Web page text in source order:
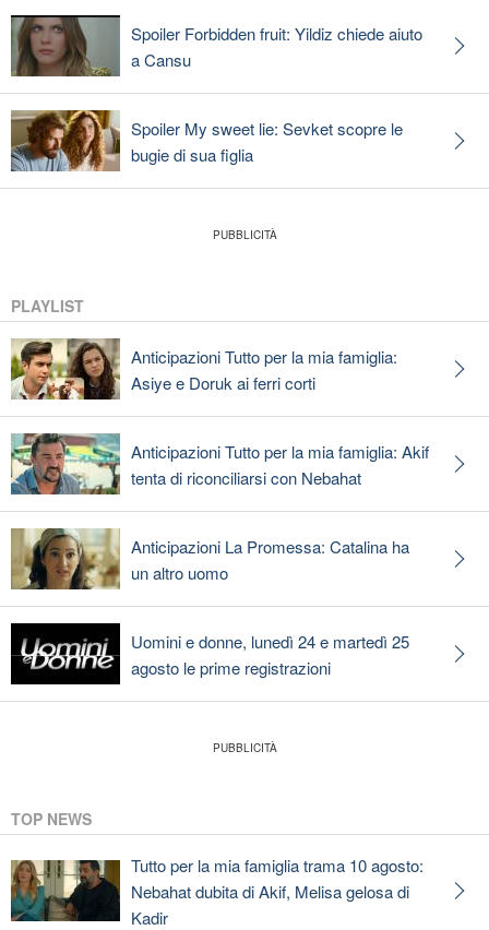
Spoiler Forbidden fruit: Yildiz chiede aiuto
a Cansu
Spoiler My sweet lie: Sevket scopre le
bugie di sua figlia
PLAYLIST
Anticipazioni Tutto per la mia famiglia:
Asiye e Doruk ai ferri corti
Anticipazioni Tutto per la mia famiglia: Akif
tenta di riconciliarsi con Nebahat
Anticipazioni La Promessa: Catalina ha
un altro uomo
Uomini e donne, lunedì 24 e martedì 25
agosto le prime registrazioni
TOP NEWS
Tutto per la mia famiglia trama 10 agosto:
Nebahat dubita di Akif, Melisa gelosa di
Kadir